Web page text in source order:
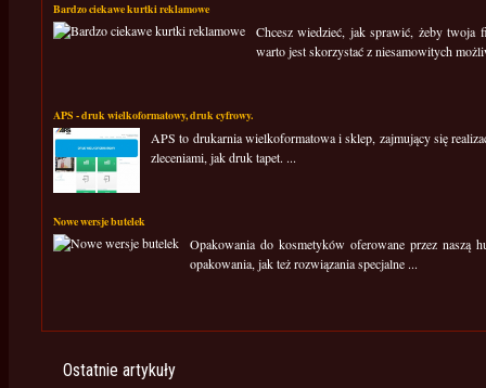
Bardzo ciekawe kurtki reklamowe
Chcesz wiedzieć, jak sprawić, żeby twoja
warto jest skorzystać z niesamowitych
APS - druk wielkoformatowy, druk cyfrowy.
APS to drukarnia wielkoformatowa i sklep, zajmujący się
zleceniami, jak druk tapet. ...
Nowe wersje butelek
Opakowania do kosmetyków oferowane przez naszą
opakowania, jak też rozwiązania specjalne ...
Ostatnie artykuły